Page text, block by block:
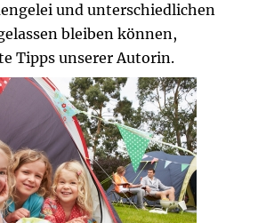
und unterschiedlichen
bleiben können,
Tipps unserer Autorin.